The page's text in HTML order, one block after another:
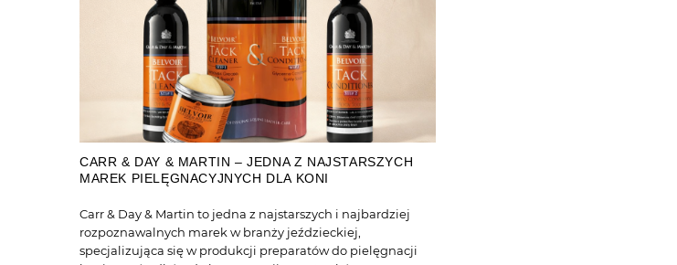
CARR & DAY & MARTIN – JEDNA Z NAJSTARSZYCH
MAREK PIELĘGNACYJNYCH DLA KONI
Carr & Day & Martin to jedna z najstarszych i najbardziej
rozpoznawalnych marek w branży jeździeckiej,
specjalizująca się w produkcji preparatów do pielęgnacji